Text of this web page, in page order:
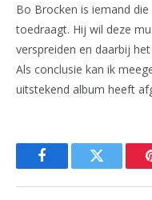
Bo Brocken is iemand
toedraagt. Hij wil deze
verspreiden en daarbij
Als conclusie kan ik
uitstekend album heeft
FacebookTwitter